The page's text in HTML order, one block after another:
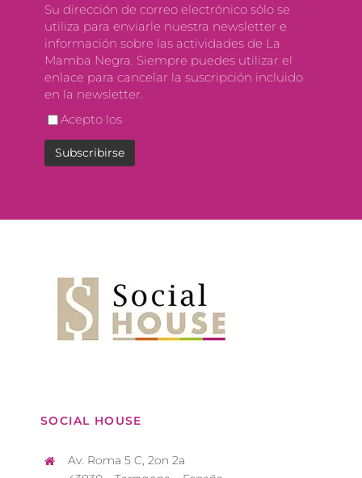
Su dirección de correo electrónico sólo se
utiliza para enviarle nuestra newsletter e
información sobre las actividades de La
Mamba Negra. Siempre puedes utilizar el
enlace para cancelar la suscripción incluido
en la newsletter.
Acepto los
SOCIAL HOUSE
Av. Roma 5 C, 2on 2a